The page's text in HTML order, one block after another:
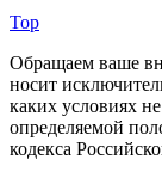
Top
Обращаем ваше
носит
каких условиях
определяемой
кодекса